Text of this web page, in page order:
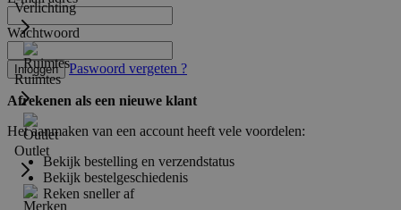
Verlichting
Ruimtes
Outlet
Wachtwoord
Inloggen Paswoord vergeten ?
Afrekenen als een nieuwe klant
Het aanmaken van een account heeft vele voordelen:
Bekijk bestelling en verzendstatus
Bekijk bestelgeschiedenis
Reken sneller af